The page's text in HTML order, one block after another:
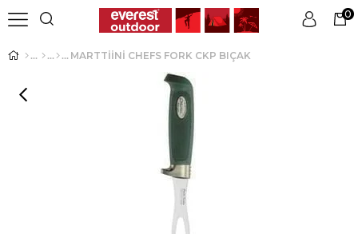
Üye Girişi Üye Ol
0
MARTTİİNİ CHEFS FORK CKP BIÇAK